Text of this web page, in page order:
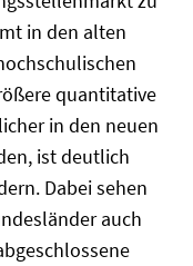
in den alten
quantitative
in den neuen
ist deutlich
Dabei sehen
auch